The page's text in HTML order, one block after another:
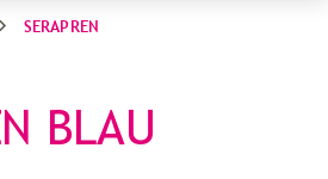
SERAPREN
BLAU